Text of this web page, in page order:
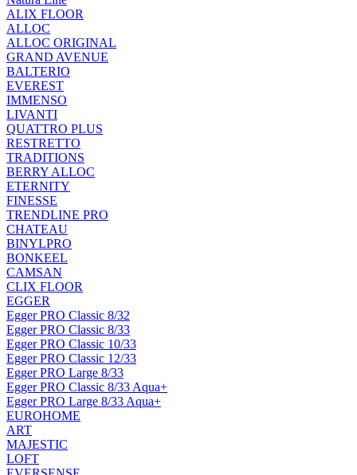
ALIX FLOOR
ALLOC
ALLOC ORIGINAL
GRAND AVENUE
BALTERIO
EVEREST
IMMENSO
LIVANTI
QUATTRO PLUS
RESTRETTO
TRADITIONS
BERRY ALLOC
ETERNITY
FINESSE
TRENDLINE PRO
CHATEAU
BINYLPRO
BONKEEL
CAMSAN
CLIX FLOOR
EGGER
Egger PRO Classic 8/32
Egger PRO Classic 8/33
Egger PRO Classic 10/33
Egger PRO Classic 12/33
Egger PRO Large 8/33
Egger PRO Classic 8/33 Aqua+
Egger PRO Large 8/33 Aqua+
EUROHOME
ART
MAJESTIC
LOFT